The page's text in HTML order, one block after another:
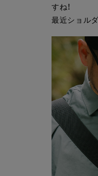
すね！
最近ショル